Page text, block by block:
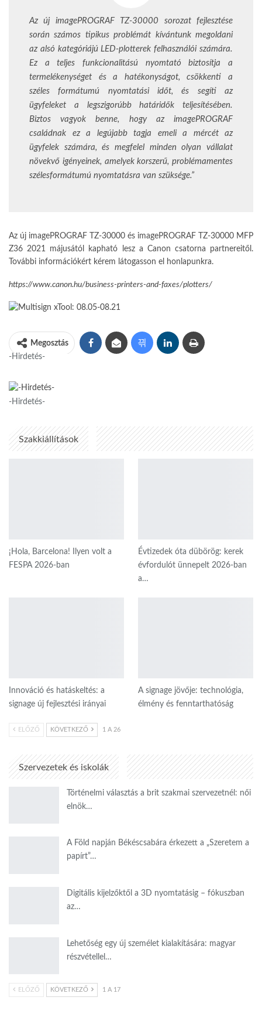
Az új imagePROGRAF TZ-30000 sorozat fejlesztése
során számos tipikus problémát kívántunk megoldani
az alsó kategóriájú LED-plotterek felhasználói számára.
Ez a teljes funkcionalitású nyomtató biztosítja a
termelékenységet és a hatékonyságot, csökkenti a
széles formátumú nyomtatási időt, és segíti az
ügyfeleket a legszigorúbb határidők teljesítésében.
Biztos vagyok benne, hogy az imagePROGRAF
családnak ez a legújabb tagja emeli a mércét az
ügyfelek számára, és megfelel minden olyan vállalat
növekvő igényeinek, amelyek korszerű, problémamentes
szélesformátumú nyomtatásra van szüksége.”
Az új imagePROGRAF TZ-30000 és imagePROGRAF TZ-30000 MFP
Z36 2021 májusától kapható lesz a Canon csatorna partnereitől.
További információkért kérem látogasson el honlapunkra.
https://www.canon.hu/business-printers-and-faxes/plotters/
Megosztás
-Hirdetés-
-Hirdetés-
Szakkiállítások
¡Hola, Barcelona! Ilyen volt a
FESPA 2026-ban
Évtizedek óta dübörög: kerek
évfordulót ünnepelt 2026-ban
a…
Innováció és hatáskeltés: a
signage új fejlesztési irányai
A signage jövője: technológia,
élmény és fenntarthatóság
ELŐZŐ KÖVETKEZŐ 1 A 26
Szervezetek és iskolák
Történelmi választás a brit szakmai szervezetnél: női
elnök…
A Föld napján Békéscsabára érkezett a „Szeretem a
papírt”…
Digitális kijelzőktől a 3D nyomtatásig – fókuszban
az…
Lehetőség egy új személet kialakítására: magyar
részvétellel…
ELŐZŐ KÖVETKEZŐ 1 A 17